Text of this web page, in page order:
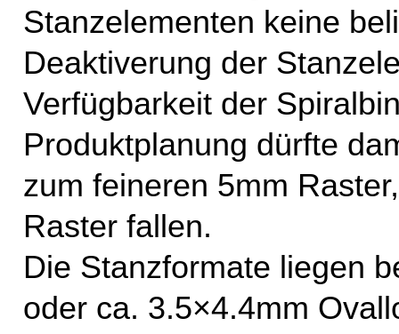
Stanzelementen keine
Deaktiverung der
Verfügbarkeit der
Produktplanung dürfte
zum feineren 5mm
Raster fallen.
Die Stanzformate liegen
oder ca. 3.5×4.4mm